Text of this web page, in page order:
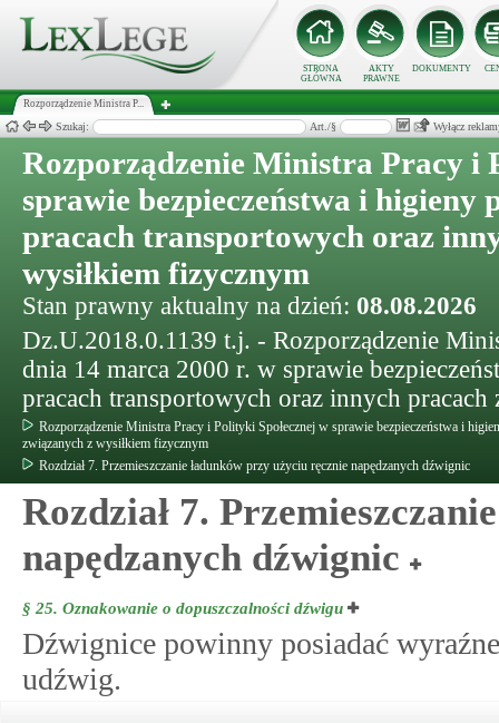
STRONA
GŁÓWNA
AKTY
PRAWNE
DOKUMENTY
Rozporządzenie Ministra P...
Szukaj: Art./§ Wyłącz
Rozporządzenie Ministra Pracy i
sprawie bezpieczeństwa i higieny
pracach transportowych oraz
wysiłkiem fizycznym
Stan prawny aktualny na dzień: 08.08.2026
Dz.U.2018.0.1139 t.j. - Rozporządzenie
dnia 14 marca 2000 r. w sprawie
pracach transportowych oraz innych
Rozporządzenie Ministra Pracy i Polityki Społecznej w sprawie bezpieczeństwa i
związanych z wysiłkiem fizycznym
Rozdział 7. Przemieszczanie ładunków przy użyciu ręcznie napędzanych dźwignic
Rozdział 7.
napędzanych dźwignic
§ 25. Oznakowanie o dopuszczalności dźwigu
Dźwignice powinny posiadać
udźwig.